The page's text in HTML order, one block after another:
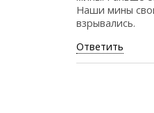
Наши мины
взрывались.
Ответить